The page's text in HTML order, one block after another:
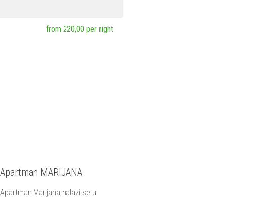
from 220,00 per night
Apartman MARIJANA
Apartman Marijana nalazi se u